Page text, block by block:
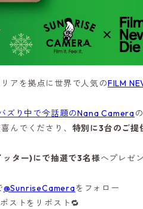
アを拠点に世界で人気のFILM
ズり中で今話題のNana Camera
んでくださり、 特別に3台のご提
ター)にで抽選で3名様へプレゼ
@SunriseCameraをフォロー
ストをリポスト🔁